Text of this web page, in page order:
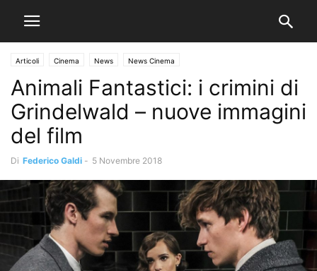
Articoli Cinema News News Cinema
Animali Fantastici: i crimini di
Grindelwald – nuove immagini
del film
Di Federico Galdi - 5 Novembre 2018